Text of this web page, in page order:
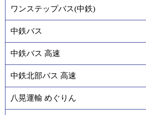
ワンステップバス(中鉄)
中鉄バス
中鉄バス 高速
中鉄北部バス 高速
八晃運輸 めぐりん